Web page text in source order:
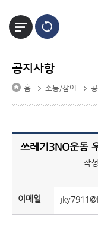
공지사항
홈 소통/참여
쓰레기3NO운동
작
이메일